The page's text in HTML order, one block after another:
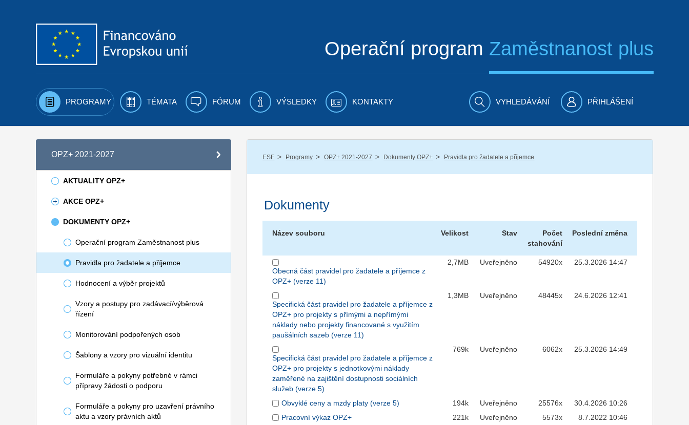
Operační program Zaměstnanost plus
PROGRAMY TÉMATA FÓRUM VÝSLEDKY KONTAKTY VYHLEDÁVÁNÍ PŘIHLÁŠENÍ
OPZ+ 2021-2027
AKTUALITY OPZ+
AKCE OPZ+
DOKUMENTY OPZ+
Operační program Zaměstnanost plus
Pravidla pro žadatele a příjemce
Hodnocení a výběr projektů
Vzory a postupy pro zadávací/výběrová
řízení
Monitorování podpořených osob
Šablony a vzory pro vizuální identitu
Formuláře a pokyny potřebné v rámci
přípravy žádosti o podporu
Formuláře a pokyny pro uzavření právního
aktu a vzory právních aktů
ESF / Programy / OPZ+ 2021-2027 / Dokumenty OPZ+ / Pravidla pro žadatele a příjemce
Dokumenty
Název souboru Velikost Stav
Počet
stahování
Poslední změna
Obecná část pravidel pro žadatele a příjemce z
OPZ+ (verze 11)
2,7MB Uveřejněno 54920x 25.3.2026 14:47
Specifická část pravidel pro žadatele a příjemce z
OPZ+ pro projekty s přímými a nepřímými
náklady nebo projekty financované s využitím
paušálních sazeb (verze 11)
1,3MB Uveřejněno 48445x 24.6.2026 12:41
Specifická část pravidel pro žadatele a příjemce z
OPZ+ pro projekty s jednotkovými náklady
zaměřené na zajištění dostupnosti sociálních
služeb (verze 5)
769k Uveřejněno 6062x 25.3.2026 14:49
Obvyklé ceny a mzdy platy (verze 5) 194k Uveřejněno 25576x
30.4.2026 10:26
Pracovní výkaz OPZ+
221k Uveřejněno 5573x 8.7.2022 10:46